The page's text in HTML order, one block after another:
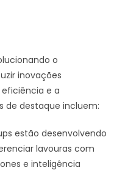
o
inovações
e a
de destaque incluem:
estão desenvolvendo
lavouras com
e inteligência